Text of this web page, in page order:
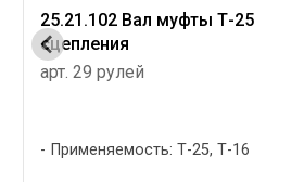
Шпонка 25.36.110
(соединительная муфты
14.36.001) Т-25 (6*6*29)
Применяемость: Т-25